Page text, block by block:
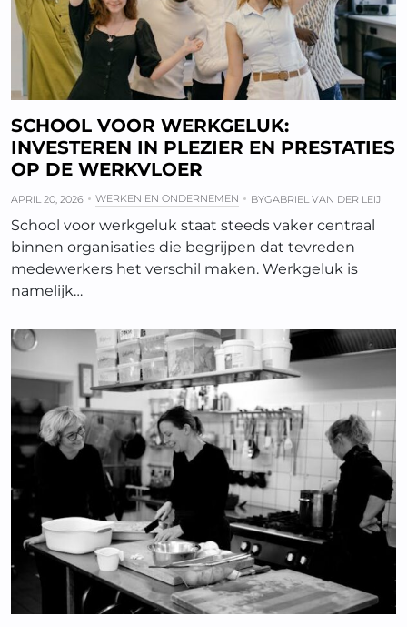
SCHOOL VOOR WERKGELUK:
INVESTEREN IN PLEZIER EN PRESTATIES
OP DE WERKVLOER
APRIL 20, 2026 WERKEN EN ONDERNEMEN BYGABRIEL VAN DER LEIJ
School voor werkgeluk staat steeds vaker centraal
binnen organisaties die begrijpen dat tevreden
medewerkers het verschil maken. Werkgeluk is
namelijk…